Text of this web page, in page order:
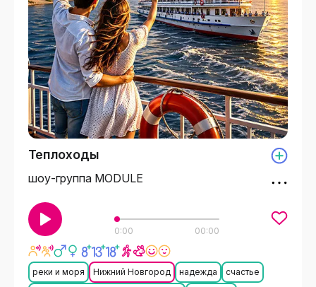
Теплоходы
шоу-группа MODULE
0:00 00:00
реки и моря Нижний Новгород надежда
счастье